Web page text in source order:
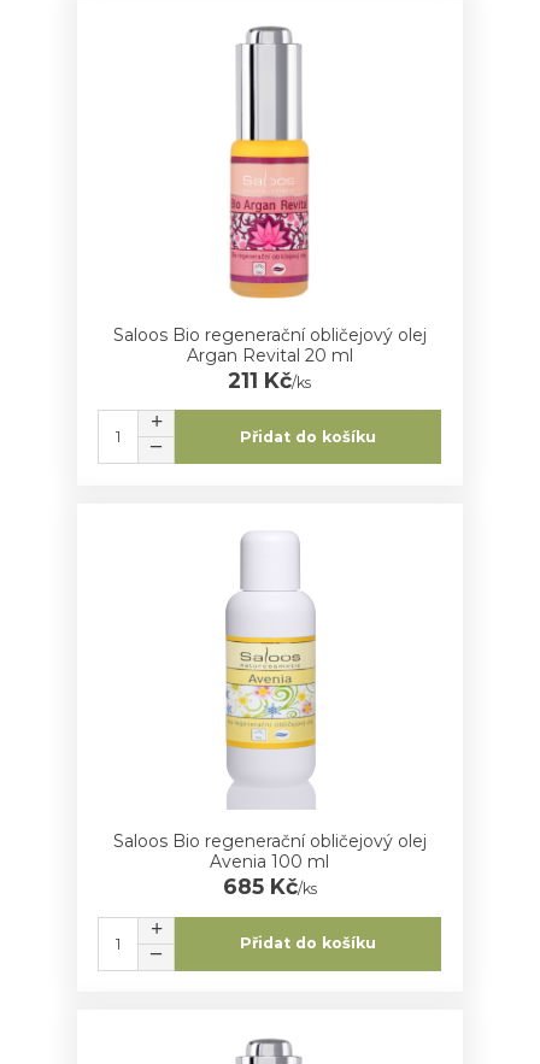
Saloos Bio regenerační obličejový olej
Argan Revital 20 ml
211 Kč/ks
Přidat do košíku
Saloos Bio regenerační obličejový olej
Avenia 100 ml
685 Kč/ks
Přidat do košíku